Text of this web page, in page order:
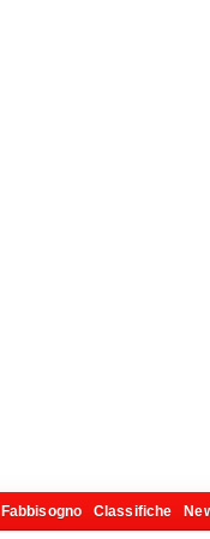
Fabbisogno Classifiche